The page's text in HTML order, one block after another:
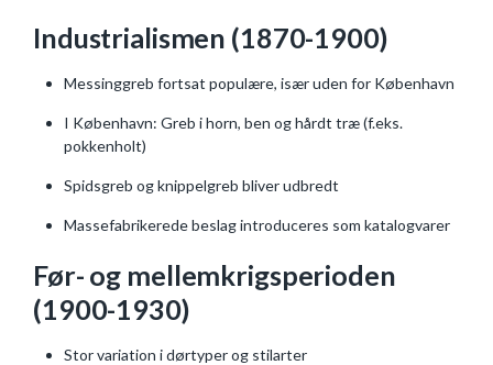
Industrialismen (1870-1900)
Messinggreb fortsat populære, især uden for København
I København: Greb i horn, ben og hårdt træ (f.eks.
pokkenholt)
Spidsgreb og knippelgreb bliver udbredt
Massefabrikerede beslag introduceres som katalogvarer
Før- og mellemkrigsperioden
(1900-1930)
Stor variation i dørtyper og stilarter